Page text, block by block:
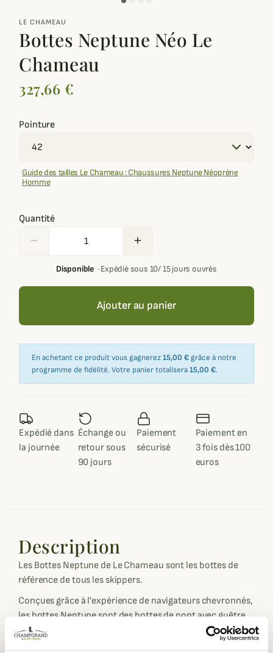
LE CHAMEAU
Bottes Neptune Néo Le
Chameau
327,66 €
Pointure
Guide des tailles Le Chameau : Chaussures Neptune Néoprène
Homme
Quantité
remove add
Disponible ·Expédié sous 10/ 15 jours ouvrés
Ajouter au panier
En achetant ce produit vous gagnerez15,00 € grâce à notre
programme de fidélité. Votre panier totalisera15,00 €.
Expédié dans
la journée
Échange ou
retour sous
90 jours
Paiement
sécurisé
Paiement en
3 fois dès 100
euros
Description
Les Bottes Neptune de Le Chameau sont les bottes de
référence de tous les skippers.
Conçues grâce à l'expérience de navigateurs chevronnés,
les bottes Neptune sont des bottes de pont avec guêtre
intégrée pour éviter toute remontée d'eau sous le